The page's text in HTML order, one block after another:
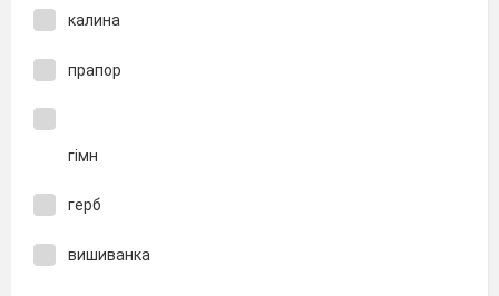
калина
прапор
гімн
герб
вишиванка